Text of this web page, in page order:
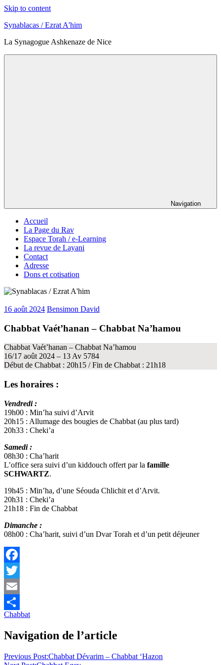
Skip to content
Synablacas / Ezrat A'him
La Synagogue Ashkenaze de Nice
Navigation
Accueil
La Page du Rav
Espace Torah / e-Learning
La revue de Layani
Contact
Adresse
Dons et cotisation
16 août 2024 Bensimon David
Chabbat Vaét’hanan – Chabbat Na’hamou
Chabbat Vaét’hanan – Chabbat Na’hamou
16/17 août 2024 – 13 Av 5784
Début de Chabbat : 20h15 / Fin de Chabbat : 21h18
Les horaires :
Vendredi :
19h00 : Min’ha suivi d’Arvit
20h15 : Allumage des bougies de Chabbat (au plus tard)
20h33 : Cheki’a
Samedi :
08h30 : Cha’harit
L’office sera suivi d’un kiddouch offert par la famille
SCHWARTZ.
19h45 : Min’ha, d’une Séouda Chlichit et d’Arvit.
20h31 : Cheki’a
21h18 : Fin de Chabbat
Dimanche :
08h00 : Cha’harit, suivi d’un Dvar Torah et d’un petit déjeuner
Facebook
Twitter
Email
Partager
Chabbat
Navigation de l’article
Previous Post:Chabbat Dévarim – Chabbat ‘Hazon